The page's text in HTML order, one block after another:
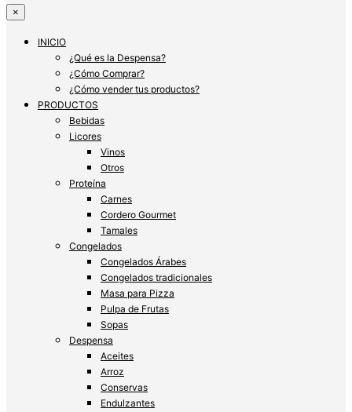
×
INICIO
¿Qué es la Despensa?
¿Cómo Comprar?
¿Cómo vender tus productos?
PRODUCTOS
Bebidas
Licores
Vinos
Otros
Proteína
Carnes
Cordero Gourmet
Tamales
Congelados
Congelados Árabes
Congelados tradicionales
Masa para Pizza
Pulpa de Frutas
Sopas
Despensa
Aceites
Arroz
Conservas
Endulzantes